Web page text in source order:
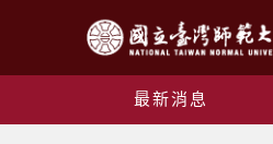
最新消息